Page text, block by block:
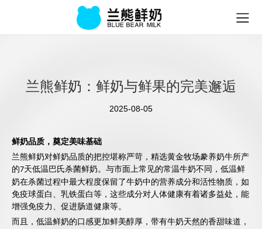
兰熊鲜奶：鲜奶与鲜果的完美邂逅
2025-08-05
鲜奶品质，奠定美味基础
兰熊鲜奶对鲜奶品质的把控堪称严苛，精选黄金牧场豢养奶牛所产
的7天低温 巴氏杀菌鲜奶。与市面上常见的常温牛奶不同，低温鲜
奶在杀菌过程中最大程度保留了牛奶中的营养成分和活性物质，如
免疫球蛋白、乳铁蛋白等，这些成分对人体健康有着诸多益处，能
增强免疫力、促进肠道健康等。
而且，低温鲜奶的口感更加鲜美醇厚，带有牛奶天然的香甜味道，